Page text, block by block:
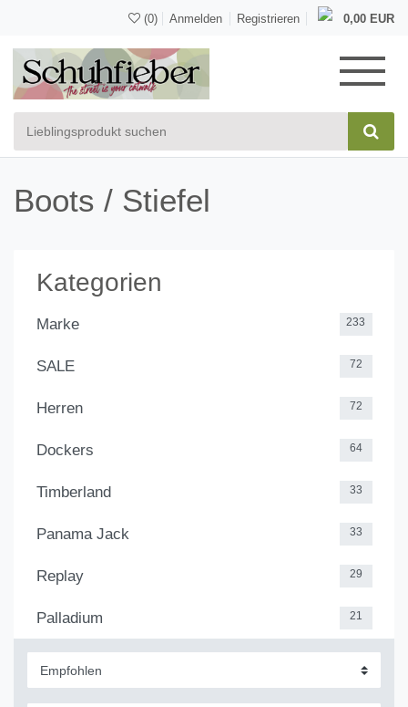
(0) Anmelden Registrieren 0,00 EUR
Boots / Stiefel
Kategorien
Marke 233
SALE 72
Herren 72
Dockers 64
Timberland 33
Panama Jack 33
Replay 29
Palladium 21